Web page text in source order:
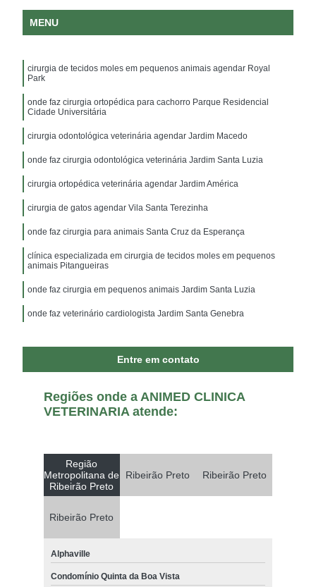
MENU
cirurgia de tecidos moles em pequenos animais agendar Royal
Park
onde faz cirurgia ortopédica para cachorro Parque Residencial
Cidade Universitária
cirurgia odontológica veterinária agendar Jardim Macedo
onde faz cirurgia odontológica veterinária Jardim Santa Luzia
cirurgia ortopédica veterinária agendar Jardim América
cirurgia de gatos agendar Vila Santa Terezinha
onde faz cirurgia para animais Santa Cruz da Esperança
clínica especializada em cirurgia de tecidos moles em pequenos
animais Pitangueiras
onde faz cirurgia em pequenos animais Jardim Santa Luzia
onde faz veterinário cardiologista Jardim Santa Genebra
Entre em contato
Regiões onde a ANIMED CLINICA
VETERINARIA atende:
Região
Metropolitana de
Ribeirão Preto
Ribeirão Preto Ribeirão Preto
Ribeirão Preto
Alphaville
Condomínio Quinta da Boa Vista